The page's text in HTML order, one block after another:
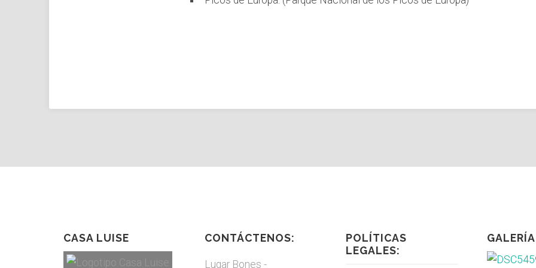
CASA LUISE CONTÁCTENOS:
Lugar Bones -
POLÍTICAS
LEGALES: